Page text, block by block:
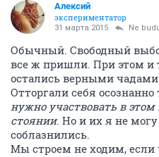
Алексий
экспериментатор
31 марта 2015 Ne
Обычный. Свободный
все ж пришли. При этом и
остались верными
Отторгали себя осознанно
нужно участвовать в
стоянии. Но и их я не могу
соблазнились.
Мы строем не ходим, если